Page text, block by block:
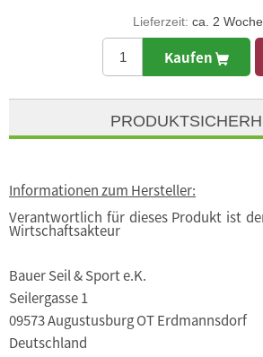
Lieferzeit: ca. 2
Kaufen
Informationen zum Hersteller:
Verantwortlich für dieses Produkt ist
Wirtschaftsakteur
Bauer Seil & Sport e.K.
Seilergasse 1
09573 Augustusburg OT Erdmannsdorf
Deutschland